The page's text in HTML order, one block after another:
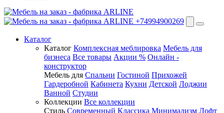
+74994900269
Каталог
Каталог Комплексная меблировка Мебель для
бизнеса Все товары Акции % Онлайн -
конструктор
Мебель для Спальни Гостиной Прихожей
Гардеробной Кабинета Кухни Детской Лоджии
Ванной Студии
Коллекции Все коллекции
Стиль Современный Классика Минимализм Лофт